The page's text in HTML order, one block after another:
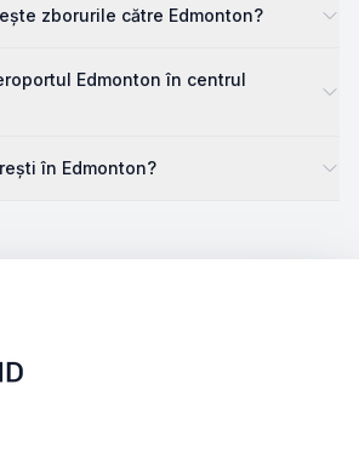
zborurile către Edmonton?
Edmonton în centrul
în Edmonton?